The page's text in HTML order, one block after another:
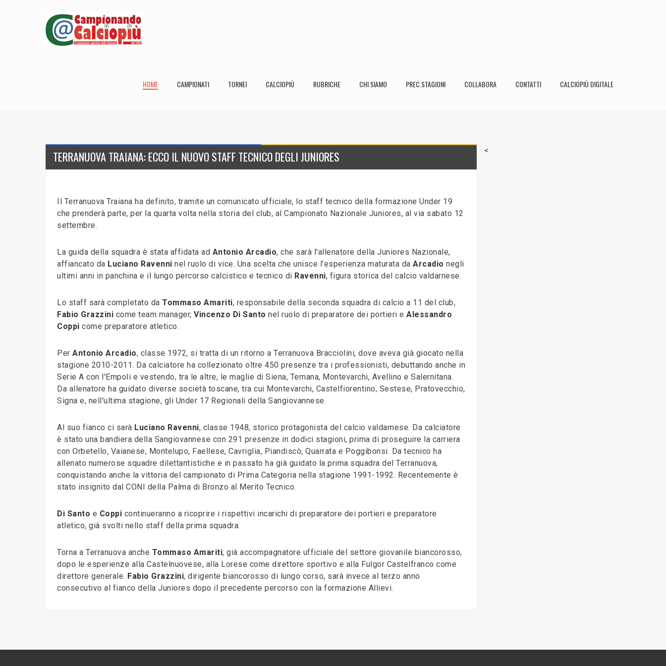
HOME CAMPIONATI TORNEI CALCIOPIÙ RUBRICHE CHI SIAMO PREC.STAGIONI COLLABORA CONTATTI CALCIOPIÙ DIGITALE
TERRANUOVA TRAIANA: ECCO IL NUOVO STAFF TECNICO DEGLI JUNIORES
Il Terranuova Traiana ha definito, tramite un comunicato ufficiale, lo staff tecnico della formazione Under 19
che prenderà parte, per la quarta volta nella storia del club, al Campionato Nazionale Juniores, al via sabato 12
settembre.
La guida della squadra è stata affidata ad Antonio Arcadio, che sarà l'allenatore della Juniores Nazionale,
affiancato da Luciano Ravenni nel ruolo di vice. Una scelta che unisce l'esperienza maturata da Arcadio negli
ultimi anni in panchina e il lungo percorso calcistico e tecnico di Ravenni, figura storica del calcio valdarnese.
Lo staff sarà completato da Tommaso Amariti, responsabile della seconda squadra di calcio a 11 del club,
Fabio Grazzini come team manager, Vincenzo Di Santo nel ruolo di preparatore dei portieri e Alessandro
Coppi come preparatore atletico.
Per Antonio Arcadio, classe 1972, si tratta di un ritorno a Terranuova Bracciolini, dove aveva già giocato nella
stagione 2010-2011. Da calciatore ha collezionato oltre 450 presenze tra i professionisti, debuttando anche in
Serie A con l'Empoli e vestendo, tra le altre, le maglie di Siena, Ternana, Montevarchi, Avellino e Salernitana.
Da allenatore ha guidato diverse società toscane, tra cui Montevarchi, Castelfiorentino, Sestese, Pratovecchio,
Signa e, nell'ultima stagione, gli Under 17 Regionali della Sangiovannese.
Al suo fianco ci sarà Luciano Ravenni, classe 1948, storico protagonista del calcio valdarnese. Da calciatore
è stato una bandiera della Sangiovannese con 291 presenze in dodici stagioni, prima di proseguire la carriera
con Orbetello, Vaianese, Montelupo, Faellese, Cavriglia, Piandiscò, Quarrata e Poggibonsi. Da tecnico ha
allenato numerose squadre dilettantistiche e in passato ha già guidato la prima squadra del Terranuova,
conquistando anche la vittoria del campionato di Prima Categoria nella stagione 1991-1992. Recentemente è
stato insignito dal CONI della Palma di Bronzo al Merito Tecnico.
Di Santo e Coppi continueranno a ricoprire i rispettivi incarichi di preparatore dei portieri e preparatore
atletico, già svolti nello staff della prima squadra.
Torna a Terranuova anche Tommaso Amariti, già accompagnatore ufficiale del settore giovanile biancorosso,
dopo le esperienze alla Castelnuovese, alla Lorese come direttore sportivo e alla Fulgor Castelfranco come
direttore generale. Fabio Grazzini, dirigente biancorosso di lungo corso, sarà invece al terzo anno
consecutivo al fianco della Juniores dopo il precedente percorso con la formazione Allievi.
<